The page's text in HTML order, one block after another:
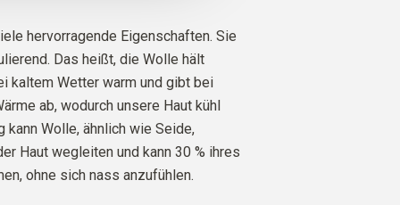
hervorragende Eigenschaften. Sie
Das heißt, die Wolle hält
kaltem Wetter warm und gibt bei
ab, wodurch unsere Haut kühl
kann Wolle, ähnlich wie Seide,
Haut wegleiten und kann 30 % ihres
ohne sich nass anzufühlen.